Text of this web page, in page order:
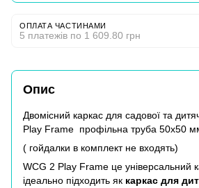
ОПЛАТА ЧАСТИНАМИ
5 платежів по 1 609.80 грн
Опис
Двомісний каркас для садової та
Play Frame профільна труба 50х50
( гойдалки в комплект не входять)
WCG 2 Play Frame це універсальний
ідеально підходить як каркас для